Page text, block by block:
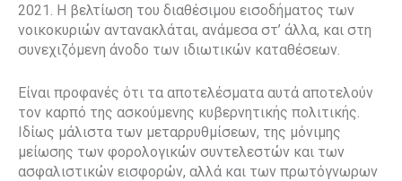
2021. Η βελτίωση του διαθέσιμου εισοδήματος των
νοικοκυριών αντανακλάται, ανάμεσα στ’ άλλα, και στη
συνεχιζόμενη άνοδο των ιδιωτικών καταθέσεων.
Είναι προφανές ότι τα αποτελέσματα αυτά αποτελούν
τον καρπό της ασκούμενης κυβερνητικής πολιτικής.
Ιδίως μάλιστα των μεταρρυθμίσεων, της μόνιμης
μείωσης των φορολογικών συντελεστών και των
ασφαλιστικών εισφορών, αλλά και των πρωτόγνωρων